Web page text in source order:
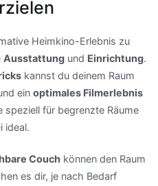
Heimkino-Erlebnis zu
Ausstattung und Einrichtung.
kannst du deinem Raum
ein optimales Filmerlebnis
für begrenzte Räume
ideal.
Couch können den Raum
es dir, je nach Bedarf